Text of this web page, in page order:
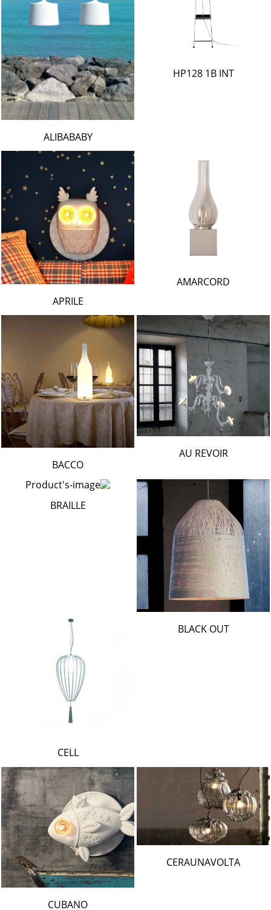
HP128 1B INT
ALIBABABY
AMARCORD
APRILE
AU REVOIR
BACCO
BLACK OUT
BRAILLE
CELL
CERAUNAVOLTA
CUBANO